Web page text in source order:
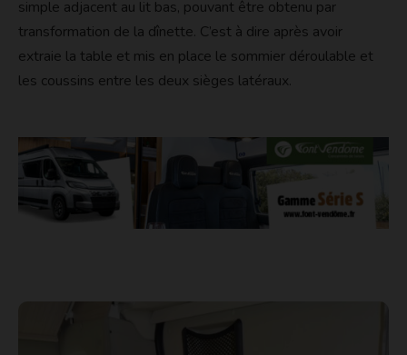
simple adjacent au lit bas, pouvant être obtenu par
transformation de la dînette. C’est à dire après avoir
extraie la table et mis en place le sommier déroulable et
les coussins entre les deux sièges latéraux.